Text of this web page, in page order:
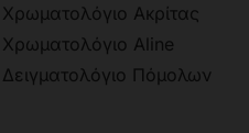
Χρωματολόγιο Ακρίτας
Χρωματολόγιο Aline
Δειγματολόγιο Πόμολων